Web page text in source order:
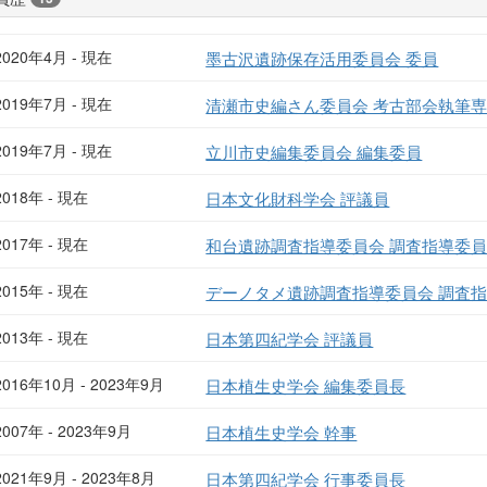
年4月 - 現在 墨古沢遺跡保存活用委員会 委員
年7月 - 現在 清瀬市史編さん委員会 考古部会執筆
年7月 - 現在 立川市史編集委員会 編集委員
年 - 現在 日本文化財科学会 評議員
年 - 現在 和台遺跡調査指導委員会 調査指導委員
年 - 現在 デーノタメ遺跡調査指導委員会 調査
年 - 現在 日本第四紀学会 評議員
年10月 - 2023年9月 日本植生史学会 編集委員長
年 - 2023年9月 日本植生史学会 幹事
年9月 - 2023年8月 日本第四紀学会 行事委員長